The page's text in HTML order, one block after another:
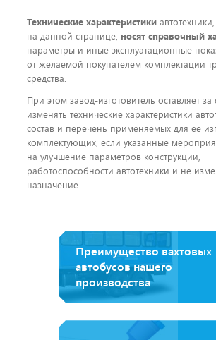
Технические характеристики
на данной странице, носят справочный
параметры и иные эксплуатационные
от желаемой покупателем комплектации
средства.
При этом завод-изготовитель оставляет
изменять технические характеристики
состав и перечень применяемых для ее
комплектующих, если указанные
на улучшение параметров конструкции,
работоспособности автотехники и не
назначение.
Преимущество вахтовых
автобусов нашего
производства